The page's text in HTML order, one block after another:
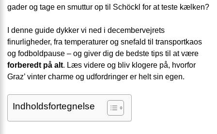
gader og tage en smuttur op til Schöckl for at teste kælken?
I denne guide dykker vi ned i decembervejrets
finurligheder, fra temperaturer og snefald til transportkaos
og fodboldpause – og giver dig de bedste tips til at være
forberedt på alt. Læs videre og bliv klogere på, hvorfor
Graz’ vinter charme og udfordringer er helt sin egen.
Indholdsfortegnelse